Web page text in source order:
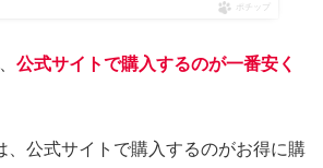
ポチップ
公式サイトで購入するのが一番安く
、公式サイトで購入するのがお得に購